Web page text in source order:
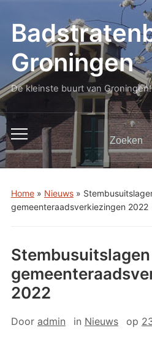
Groningen
De kleinste buurt van Groningen!
Toggle
mobiel
menu
Zoeken
naar:
Home» Nieuws»
gemeenteraadsverkiezingen 2022
Stembusuitslagen
2022
Door admin in Nieuws op